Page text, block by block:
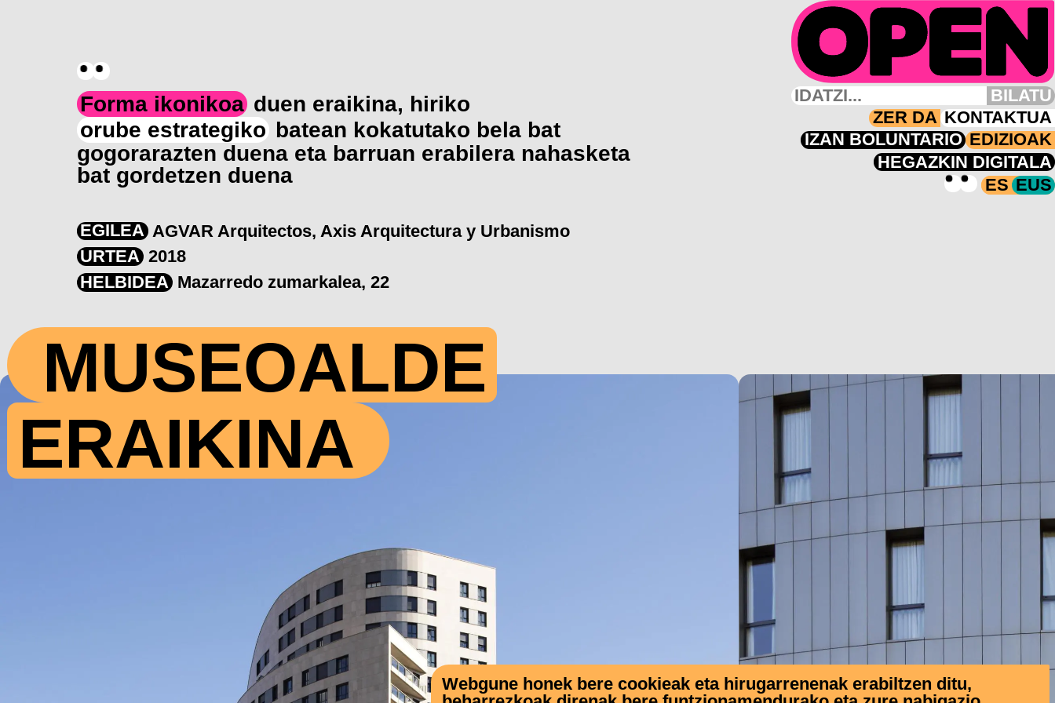
BILATU
ZER DA KONTAKTUA
IZAN BOLUNTARIO EDIZIOAK
HEGAZKIN DIGITALA
ES EUS
Forma ikonikoa duen eraikina, hiriko
orube estrategiko batean kokatutako bela bat
gogorarazten duena eta barruan erabilera nahasketa
bat gordetzen duena
EGILEAAGVAR Arquitectos, Axis Arquitectura y Urbanismo
URTEA2018
HELBIDEAMazarredo zumarkalea, 22
MUSEOALDE
ERAIKINA
Webgune honek bere cookieak eta hirugarrenenak erabiltzen ditu,